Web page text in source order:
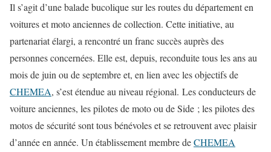
Il s’agit d’une balade bucolique sur les routes du département en
voitures et moto anciennes de collection. Cette initiative, au
partenariat élargi, a rencontré un franc succès auprès des
personnes concernées. Elle est, depuis, reconduite tous les ans au
mois de juin ou de septembre et, en lien avec les objectifs de
CHEMEA, s’est étendue au niveau régional. Les conducteurs de
voiture anciennes, les pilotes de moto ou de Side ; les pilotes des
motos de sécurité sont tous bénévoles et se retrouvent avec plaisir
d’année en année. Un établissement membre deCHEMEA